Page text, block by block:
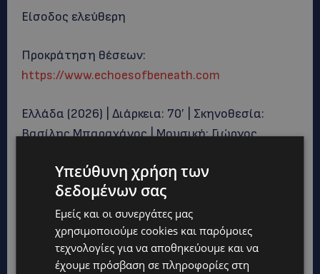
Είσοδος ελεύθερη
Προκράτηση θέσεων:
https://www.echoesofbeneath.com
Ελλάδα (2026) | Διάρκεια: 70′ | Σκηνοθεσία:
Βασίλης Μπαραχάνος | Μουσική: Γιώργος
Για περισσότερες πληροφορίες Ε:
events@forteprcy.com│ Tηλ: +357 94055551
Υπεύθυνη χρήση των
δεδομένων σας
Εμείς και οι συνεργάτες μας
χρησιμοποιούμε cookies και παρόμοιες
τεχνολογίες για να αποθηκεύουμε και να
έχουμε πρόσβαση σε πληροφορίες στη